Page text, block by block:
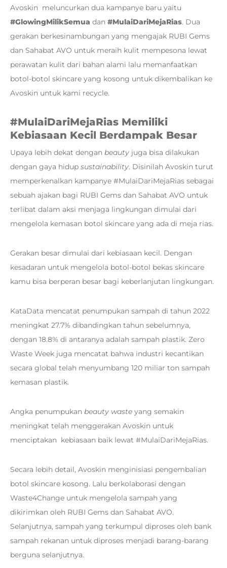
Avoskin meluncurkan dua kampanye baru yaitu
#GlowingMilikSemua dan #MulaiDariMejaRias. Dua
gerakan berkesinambungan yang mengajak RUBI Gems
dan Sahabat AVO untuk meraih kulit mempesona lewat
perawatan kulit dari bahan alami lalu memanfaatkan
botol-botol skincare yang kosong untuk dikembalikan ke
Avoskin untuk kami recycle.
#MulaiDariMejaRias Memiliki
Kebiasaan Kecil Berdampak Besar
Upaya lebih dekat dengan beauty juga bisa dilakukan
dengan gaya hidup sustainability. Disinilah Avoskin turut
memperkenalkan kampanye #MulaiDariMejaRias sebagai
sebuah ajakan bagi RUBI Gems dan Sahabat AVO untuk
terlibat dalam aksi menjaga lingkungan dimulai dari
mengelola kemasan botol skincare yang ada di meja rias.
Gerakan besar dimulai dari kebiasaan kecil. Dengan
kesadaran untuk mengelola botol-botol bekas skincare
kamu bisa berperan besar bagi keberlanjutan lingkungan.
KataData mencatat penumpukan sampah di tahun 2022
meningkat 27.7% dibandingkan tahun sebelumnya,
dengan 18.8% di antaranya adalah sampah plastik. Zero
Waste Week juga mencatat bahwa industri kecantikan
secara global telah menyumbang 120 miliar ton sampah
kemasan plastik.
Angka penumpukan beauty waste yang semakin
meningkat telah menggerakan Avoskin untuk
menciptakan kebiasaan baik lewat #MulaiDariMejaRias.
Secara lebih detail, Avoskin menginisiasi pengembalian
botol skincare kosong. Lalu berkolaborasi dengan
Waste4Change untuk mengelola sampah yang
dikirimkan oleh RUBI Gems dan Sahabat AVO.
Selanjutnya, sampah yang terkumpul diproses oleh bank
sampah rekanan untuk diproses menjadi barang-barang
berguna selanjutnya.